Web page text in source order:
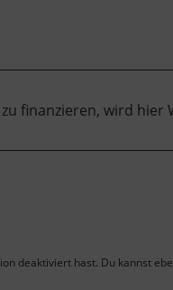
finanzieren, wird hier
deaktiviert hast. Du kannst